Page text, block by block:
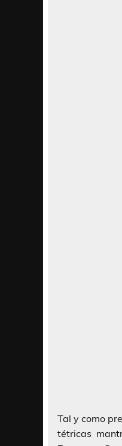
Tal y como
tétricas